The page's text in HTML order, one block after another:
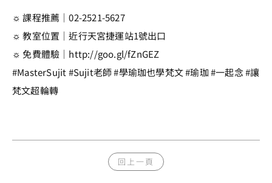
☼ 課程推薦｜02-2521-5627
☼ 教室位置｜近行天宮捷運站1號出口
☼ 免費體驗｜http://goo.gl/fZnGEZ
#MasterSujit #Sujit老師 #學瑜珈也學梵文 #瑜珈 #一起念 #讓
梵文超輪轉
回上一頁